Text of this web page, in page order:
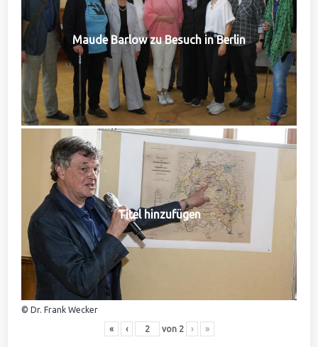
Maude Barlow zu Besuch in Berlin
Titel hinzufügen
© Dr. Frank Wecker
« ‹ von 2 › »